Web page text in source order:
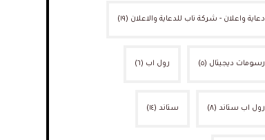
دعاية واعلان - شركة ناب للدعاية والاعلان (١٩)
رسومات ديجيتال (٥) رول اب (٦)
رول اب ستاند(٨) ستاند(١٤)